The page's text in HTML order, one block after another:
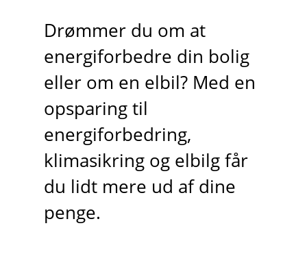
Drømmer du om at
energiforbedre din bolig
eller om en elbil? Med en
opsparing til
energiforbedring,
klimasikring og elbilg får
du lidt mere ud af dine
penge.